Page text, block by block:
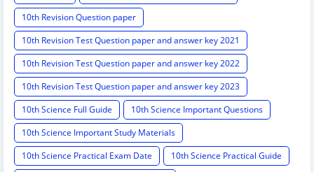
10th Revision Question paper
10th Revision Test Question paper and answer key 2021
10th Revision Test Question paper and answer key 2022
10th Revision Test Question paper and answer key 2023
10th Science Full Guide
10th Science Important Questions
10th Science Important Study Materials
10th Science Practical Exam Date
10th Science Practical Guide